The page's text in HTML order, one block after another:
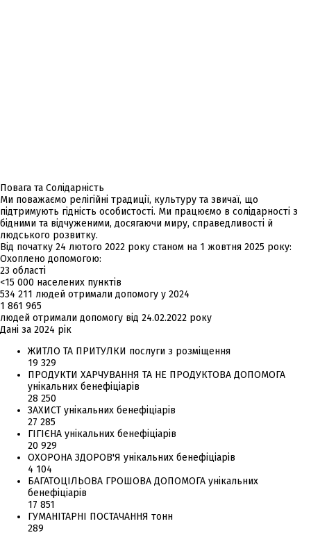
Повага та Солідарність
Ми поважаємо релігійні традиції, культуру та звичаї, що
підтримують гідність особистості. Ми працюємо в солідарності з
бідними та відчуженими, досягаючи миру, справедливості й
людського розвитку.
Від початку 24 лютого 2022 року станом на 1 жовтня 2025 року:
Охоплено допомогою:
23 області
<15 000 населених пунктів
534 211 людей отримали допомогу у 2024
1 861 965
людей отримали допомогу від 24.02.2022 року
Дані за 2024 рік
ЖИТЛО ТА ПРИТУЛКИ послуги з розміщення
19 329
ПРОДУКТИ ХАРЧУВАННЯ ТА НЕ ПРОДУКТОВА ДОПОМОГА
унікальних бенефіціарів
28 250
ЗАХИСТ унікальних бенефіціарів
27 285
ГІГІЄНА унікальних бенефіціарів
20 929
ОХОРОНА ЗДОРОВ'Я унікальних бенефіціарів
4 104
БАГАТОЦІЛЬОВА ГРОШОВА ДОПОМОГА унікальних
бенефіціарів
17 851
ГУМАНІТАРНІ ПОСТАЧАННЯ тонн
289